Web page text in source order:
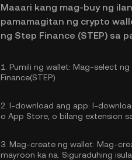
Maaari kang mag-buy ng
pamamagitan ng crypto
ng Step Finance (STEP) sa
1. Pumili ng wallet: Mag-select ng
Finance(STEP).
2. I-download ang app: I-
o App Store, o bilang extension
3. Mag-create ng wallet: Mag-
mayroon ka na. Siguraduhing